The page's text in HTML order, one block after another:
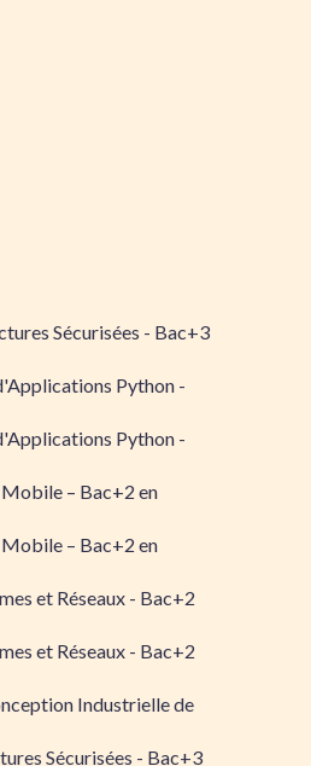
Sécurisées - Bac+3
Python -
Python -
– Bac+2 en
– Bac+2 en
et Réseaux - Bac+2
et Réseaux - Bac+2
Industrielle de
Sécurisées - Bac+3